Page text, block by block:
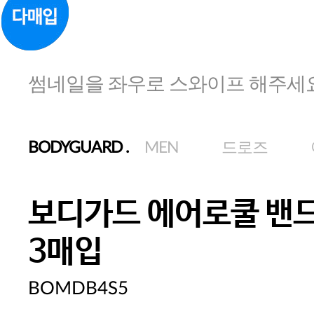
썸네일을 좌우로 스와이프 해주세
BODYGUARD. MEN 드로즈
보디가드 에어로쿨 밴
3매입
BOMDB4S5